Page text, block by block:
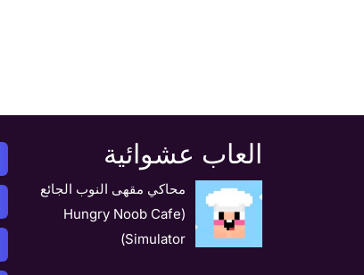
العاب عشوائية
محاكي مقهى النوب الجائع
(Hungry Noob Cafe
Simulator)